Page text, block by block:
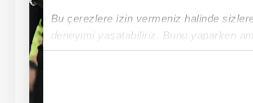
Bu çerezlere izin vermeniz halinde
deneyimi yaşatabiliriz. Bunu yaparken
içerikleri sunabilmek adına elimizden